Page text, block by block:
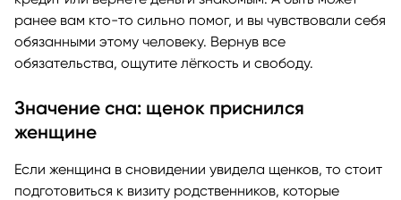
ранее вам кто-то сильно помог, и вы чувствовали себя
обязанными этому человеку. Вернув все
обязательства, ощутите лёгкость и свободу.
Значение сна: щенок приснился
женщине
Если женщина в сновидении увидела щенков, то стоит
подготовиться к визиту родственников, которые